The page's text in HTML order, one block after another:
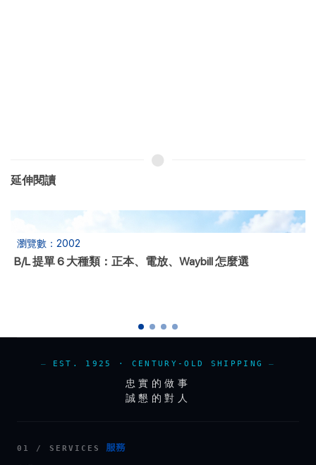
延伸閱讀
瀏覽數：2788
Back Date 提單後補日期：為什麼船公司大多拒絕、L/C 押
EST. 1925 · CENTURY-OLD SHIPPING
忠實的做事
誠懇的對人
01 / SERVICES 服務